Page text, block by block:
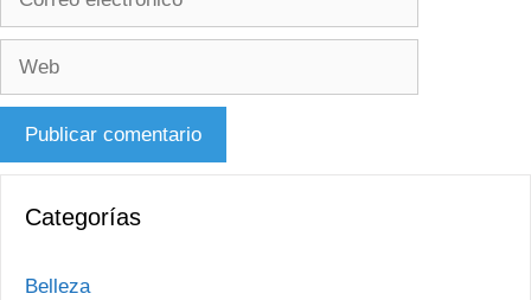
Web
Categorías
Belleza